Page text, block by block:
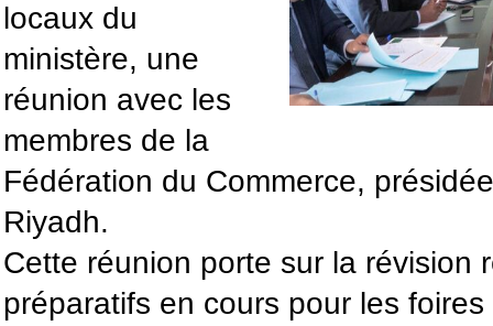
locaux du
ministère, une
réunion avec les
membres de la
Fédération du Commerce,
Riyadh.
Cette réunion porte sur la révision
préparatifs en cours pour les